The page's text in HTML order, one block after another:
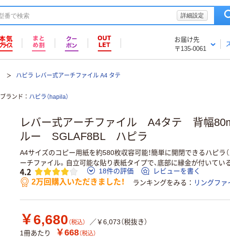
詳細設定
お届け先
〒135-0061
ハピラ レバー式アーチファイル A4 タテ
ブランド ハピラ（hapila）
レバー式アーチファイル A4タテ 背幅
ルー SGLAF8BL ハピラ
A4サイズのコピー用紙を約580枚収容可能！簡単に開閉できるハピラ
ーチファイル。自立可能な貼り表紙タイプで、底部に縁金が付いてい
4.2 18件の評価 レビューを書く
2万回購入いただきました！ ランキングをみる リングファ
￥6,680 （税込）
／￥6,073（税抜き）
1冊あたり
￥668（税込）